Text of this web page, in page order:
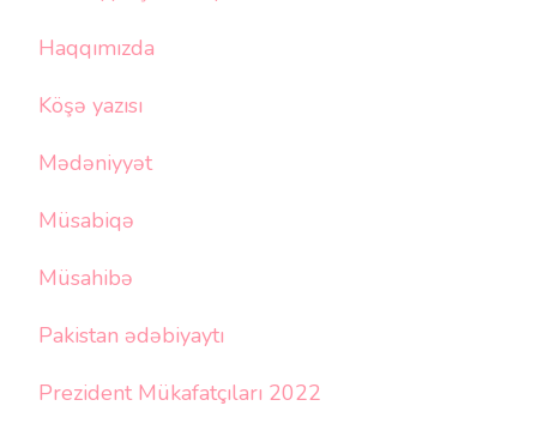
Haqqımızda
Köşə yazısı
Mədəniyyət
Müsabiqə
Müsahibə
Pakistan ədəbiyaytı
Prezident Mükafatçıları 2022